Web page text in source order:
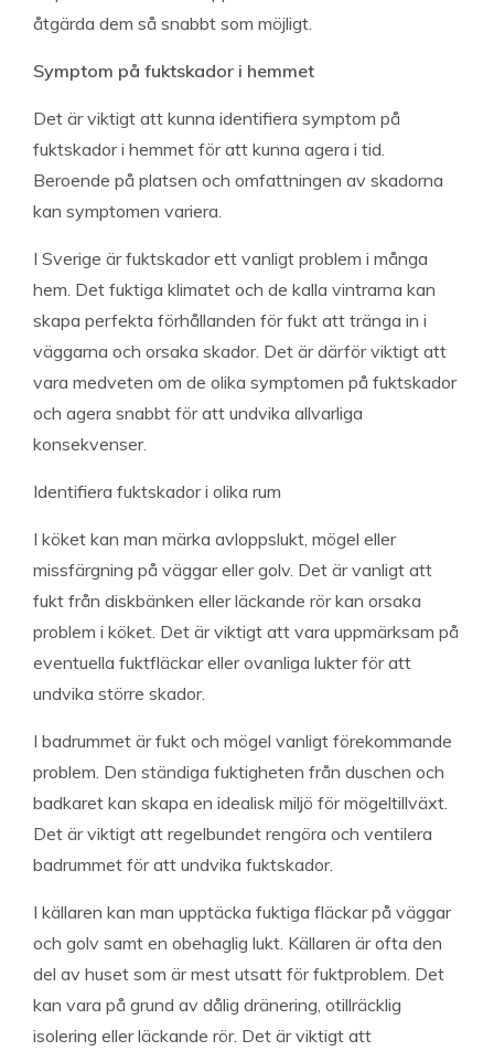
åtgärda dem så snabbt som möjligt.
Symptom på fuktskador i hemmet
Det är viktigt att kunna identifiera symptom på
fuktskador i hemmet för att kunna agera i tid.
Beroende på platsen och omfattningen av skadorna
kan symptomen variera.
I Sverige är fuktskador ett vanligt problem i många
hem. Det fuktiga klimatet och de kalla vintrarna kan
skapa perfekta förhållanden för fukt att tränga in i
väggarna och orsaka skador. Det är därför viktigt att
vara medveten om de olika symptomen på fuktskador
och agera snabbt för att undvika allvarliga
konsekvenser.
Identifiera fuktskador i olika rum
I köket kan man märka avloppslukt, mögel eller
missfärgning på väggar eller golv. Det är vanligt att
fukt från diskbänken eller läckande rör kan orsaka
problem i köket. Det är viktigt att vara uppmärksam på
eventuella fuktfläckar eller ovanliga lukter för att
undvika större skador.
I badrummet är fukt och mögel vanligt förekommande
problem. Den ständiga fuktigheten från duschen och
badkaret kan skapa en idealisk miljö för mögeltillväxt.
Det är viktigt att regelbundet rengöra och ventilera
badrummet för att undvika fuktskador.
I källaren kan man upptäcka fuktiga fläckar på väggar
och golv samt en obehaglig lukt. Källaren är ofta den
del av huset som är mest utsatt för fuktproblem. Det
kan vara på grund av dålig dränering, otillräcklig
isolering eller läckande rör. Det är viktigt att